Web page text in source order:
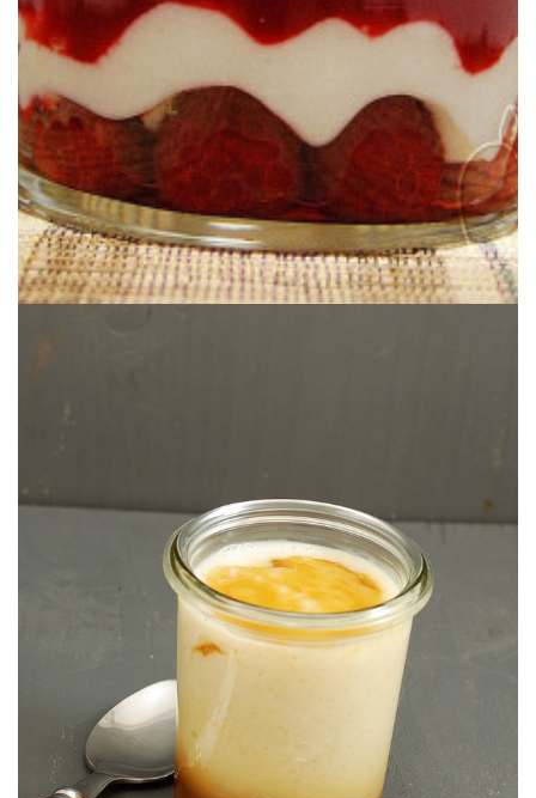
HEMC#39: CRUMBLE-MISU DE
(SÉMOLA DE) ARROZ CON LECHE &
CARAMELO SALADO
Sencillo, reconfortante y rapidito.